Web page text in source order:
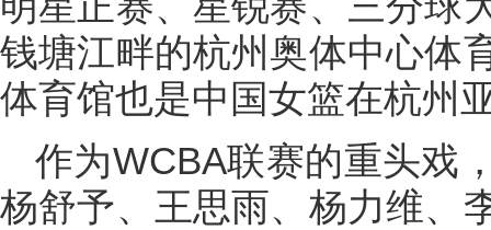
钱塘江畔的杭州奥体中心体
体育馆也是中国女篮在杭州
作为WCBA联赛的重头戏
杨舒予、王思雨、杨力维、